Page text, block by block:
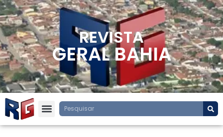
REVISTA
GERAL BAHIA